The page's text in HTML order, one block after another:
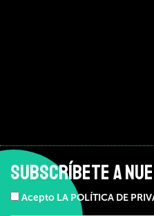
SUBSCRÍBETE A
Acepto LA POLÍTICA DE